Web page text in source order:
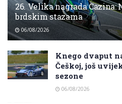
26. Velika nagrada Cazina:
brdskim stazama
06/08/2026
Knego dvaput
Češkoj, još
sezone
06/08/2026